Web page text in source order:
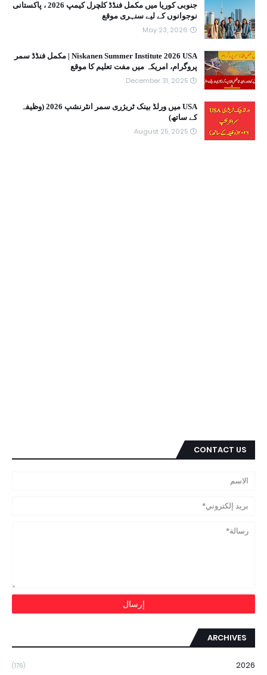
جنوبی کوریا میں مکمل فنڈڈ کلچرل کیمپ 2026 ، پاکستانی
نوجوانوں کے لیے سنہری موقع
May 23, 2026
Niskanen Summer Institute 2026 USA | مکمل فنڈڈ سمر
پروگرام، امریکہ میں مفت تعلیم کا موقع
December 31, 2025
USA میں ورلڈ بینک ٹریژری سمر انٹرنشپ 2026 (وظیفہ
کے ساتھ)
August 25, 2025
CONTACT US
ARCHIVES
2026
(176)